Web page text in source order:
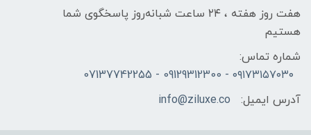
هفت روز هفته ، ۲۴ ساعت شبانه‌روز پاسخگوی شما
هستیم
شماره تماس:
۰۹۱۷۳۱۵۷۰۳۰ - 09129312300 - 07137742255
آدرس ایمیل:
info@ziluxe.co